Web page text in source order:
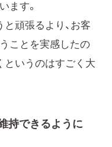
ます。
頑張るより、お客
ことを実感したの
というのはすごく大
持できるように